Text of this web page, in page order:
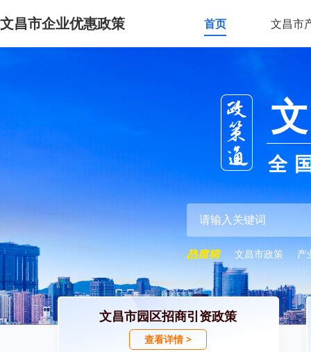
文昌市企业优惠政策 首页 文昌市
全
文昌市政策 产
文昌市园区招商引资政策
查看详情 >